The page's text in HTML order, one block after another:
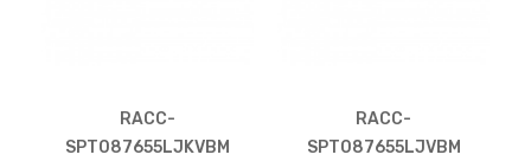
RACC-
SPT087655LJKVBM
RACC-
SPT087655LJVBM